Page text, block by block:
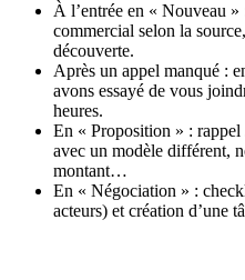
À l’entrée en « Nouveau
commercial selon la
découverte.
Après un appel manqué :
avons essayé de vous
heures.
En « Proposition » :
avec un modèle différent,
montant…
En « Négociation » :
acteurs) et création d’une